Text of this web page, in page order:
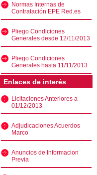
Normas Internas de
Contratación EPE Red.es
Pliego Condiciones
Generales desde 12/11/2013
Pliego Condiciones
Generales hasta 11/11/2013
Enlaces de interés
Licitaciones Anteriores a
01/12/2013
Adjudicaciones Acuerdos
Marco
Anuncios de Informacion
Previa